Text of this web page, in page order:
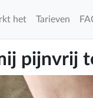
het Tarieven
pijnvrij